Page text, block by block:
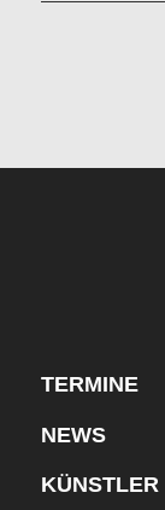
TERMINE
NEWS
KÜNSTLER